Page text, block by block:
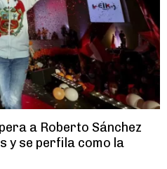
a Roberto Sánchez
y se perfila como la